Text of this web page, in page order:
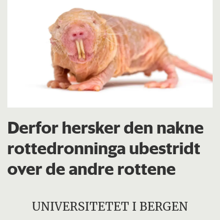
Derfor hersker den nakne
rottedronninga ubestridt
over de andre rottene
UNIVERSITETET I BERGEN